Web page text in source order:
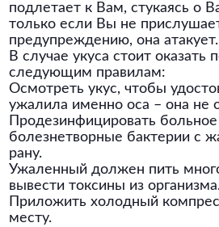
подлетает к Вам, стукаясь о
только если Вы не
предупреждению, она атакует.
В случае укуса стоит
следующим правилам:
Осмотреть укус, чтобы
ужалила именно оса – она не
Продезинфицировать
болезнетворные бактерии с
рану.
Ужаленный должен пить
вывести токсины из
Приложить холодный
месту.